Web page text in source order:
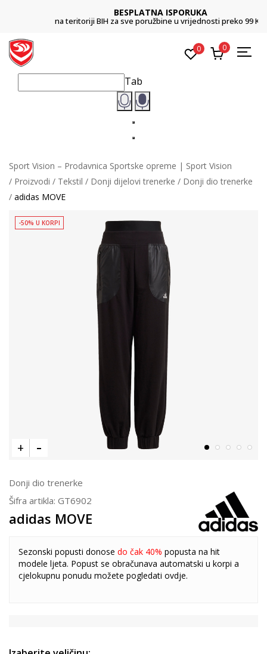
BESPLATNA ISPORUKA
na teritoriji BIH za sve poružbine u vrijednosti preko 99 KM
0 0
Tab
Sport Vision – Prodavnica Sportske opreme | Sport Vision
Proizvodi
Tekstil Donji dijelovi trenerke
Donji dio trenerke
adidas MOVE
-50% U KORPI
Donji dio trenerke
Šifra artikla: GT6902
adidas MOVE
Sezonski popusti donose do čak 40% popusta na hit
modele ljeta. Popust se obračunava automatski u korpi a
cjelokupnu ponudu možete pogledati ovdje.